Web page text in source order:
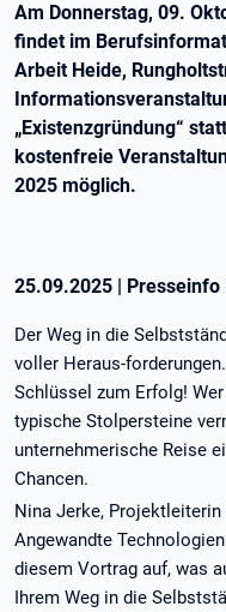
Am Donnerstag, 09.
findet im
Arbeit Heide,
„Existenzgründung“
kostenfreie
2025 möglich.
25.09.2025 | Presseinfo
Der Weg in die
voller Heraus-
Schlüssel zum Erfolg!
typische Stolpersteine
unternehmerische Reise
Chancen.
Nina Jerke,
Angewandte
diesem Vortrag auf, was
Ihrem Weg in die